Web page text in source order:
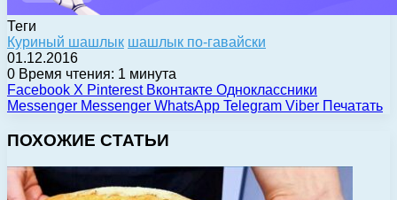
Теги
Куриный шашлык шашлык по-гавайски
01.12.2016
0 Время чтения: 1 минута
Facebook X Pinterest Вконтакте Одноклассники
Messenger Messenger WhatsApp Telegram Viber Печатать
ПОХОЖИЕ СТАТЬИ